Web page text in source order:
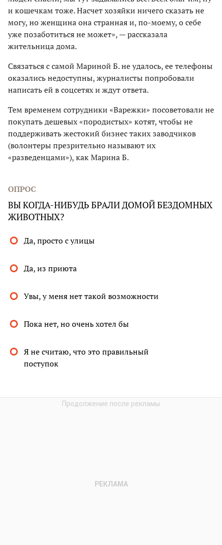
и кошечкам тоже. Насчет хозяйки ничего сказать не
могу, но женщина она странная и, по-моему, о себе
уже позаботиться не может», — рассказала
жительница дома.
Связаться с самой Мариной Б. не удалось, ее телефоны
оказались недоступны, журналисты попробовали
написать ей в соцсетях и ждут ответа.
Тем временем сотрудники «Варежки» посоветовали не
покупать дешевых «породистых» котят, чтобы не
поддерживать жестокий бизнес таких заводчиков
(волонтеры презрительно называют их
«разведенцами»), как Марина Б.
ОПРОС
ВЫ КОГДА-НИБУДЬ БРАЛИ ДОМОЙ БЕЗДОМНЫХ
ЖИВОТНЫХ?
Да, просто с улицы
Да, из приюта
Увы, у меня нет такой возможности
Пока нет, но очень хотел бы
Я не считаю, что это правильный
поступок